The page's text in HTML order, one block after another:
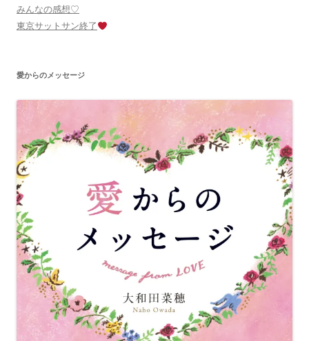
みんなの感想♡
東京サットサン終了
愛からのメッセージ